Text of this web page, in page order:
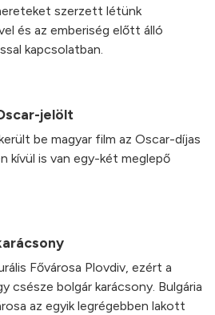
szerzett létünk
és az emberiség előtt álló
kapcsolatban.
jelölt
be magyar film az Oscar-díjas
kívül is van egy-két meglepő
Fővárosa Plovdiv, ezért a
csésze bolgár karácsony. Bulgária
az egyik legrégebben lakott